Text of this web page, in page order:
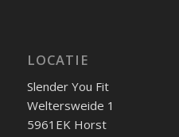
LOCATIE
Slender You Fit
Weltersweide 1
5961EK Horst